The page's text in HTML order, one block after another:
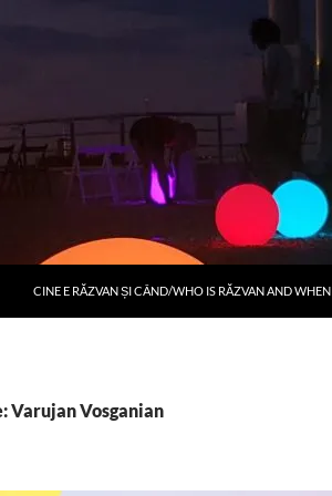
CINE E RĂZVAN ȘI CÂND/WHO IS RĂZVAN AND WHEN
Varujan Vosganian